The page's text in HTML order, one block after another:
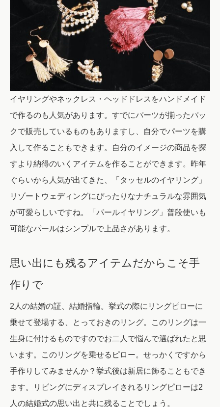
イヤリングやネックレス・ヘッドドレスをハンドメイド
で作るのも人気があります。すでにパーツが揃ったパッ
クで販売しているものもありますし、自分でパーツを購
入して作ることもできます。自分のイメージの商品を探
すより納得のいくアイテムを作ることができます。昨年
ぐらいから人気が出てきた、「タッセルのイヤリング」
リゾートウェディングにぴったりなナチュラルな雰囲気
が可愛らしいですね。「パールイヤリング」普段使いも
可能なパールはシンプルで上品さがあります。
思い出にも残るアイテムだからこそ手
作りで
2人の結婚の証、結婚指輪。挙式の際にリングピローに
乗せて登場する、とっておきのリング。このリングは一
生身に付けるものですのでお二人で悩んで選ばれたと思
います。このリングを乗せるピロー。せっかくですから
手作りしてみませんか？挙式後は新居に飾ることもでき
ます。リビングにディスプレイされるリングピローは2
人の結婚式の思い出と共に残ることでしょう。